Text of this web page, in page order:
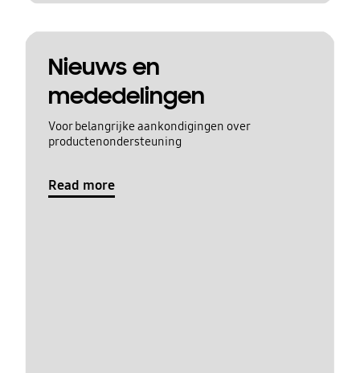
Nieuws en
mededelingen
Voor belangrijke aankondigingen over
productenondersteuning
Read more